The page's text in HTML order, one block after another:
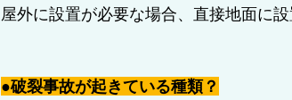
屋外に設置が必要な場合、直接地面に
●破裂事故が起きている種類？